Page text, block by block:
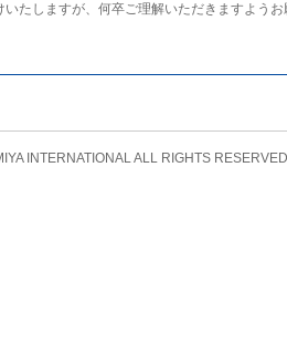
たしますが、何卒ご理解いただきますようお